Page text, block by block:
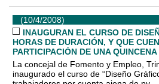
(10/4/2008)
INAUGURAN EL CURSO DE
HORAS DE DURACIÓN, Y QUE
PARTICIPACIÓN DE UNA
La concejal de Fomento y Empleo,
inaugurado el curso de “Diseño